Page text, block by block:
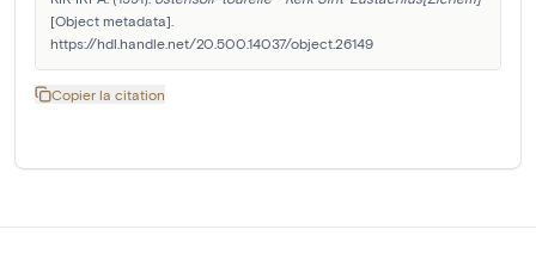
[Object metadata].
https://hdl.handle.net/20.500.14037/object.26149
Copier la citation